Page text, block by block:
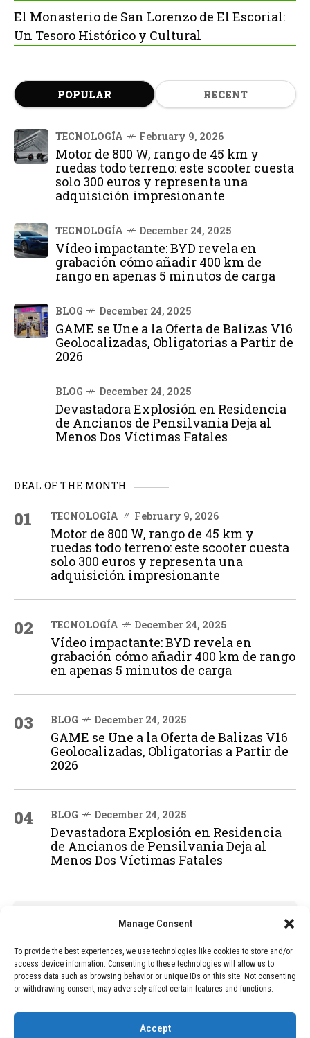
Manage Consent
To provide the best experiences, we use technologies like cookies to store and/or
access device information. Consenting to these technologies will allow us to
process data such as browsing behavior or unique IDs on this site. Not consenting
or withdrawing consent, may adversely affect certain features and functions.
Accept
El Monasterio de San Lorenzo de El Escorial:
Un Tesoro Histórico y Cultural
POPULAR RECENT
TECNOLOGÍA February 9, 2026
Motor de 800 W, rango de 45 km y
ruedas todo terreno: este scooter cuesta
solo 300 euros y representa una
adquisición impresionante
TECNOLOGÍA December 24, 2025
Vídeo impactante: BYD revela en
grabación cómo añadir 400 km de
rango en apenas 5 minutos de carga
BLOG December 24, 2025
GAME se Une a la Oferta de Balizas V16
Geolocalizadas, Obligatorias a Partir de
2026
BLOG December 24, 2025
Devastadora Explosión en Residencia
de Ancianos de Pensilvania Deja al
Menos Dos Víctimas Fatales
DEAL OF THE MONTH
01 TECNOLOGÍA February 9, 2026
Motor de 800 W, rango de 45 km y
ruedas todo terreno: este scooter cuesta
solo 300 euros y representa una
adquisición impresionante
02 TECNOLOGÍA December 24, 2025
Vídeo impactante: BYD revela en
grabación cómo añadir 400 km de rango
en apenas 5 minutos de carga
03 BLOG December 24, 2025
GAME se Une a la Oferta de Balizas V16
Geolocalizadas, Obligatorias a Partir de
2026
04 BLOG December 24, 2025
Devastadora Explosión en Residencia
de Ancianos de Pensilvania Deja al
Menos Dos Víctimas Fatales